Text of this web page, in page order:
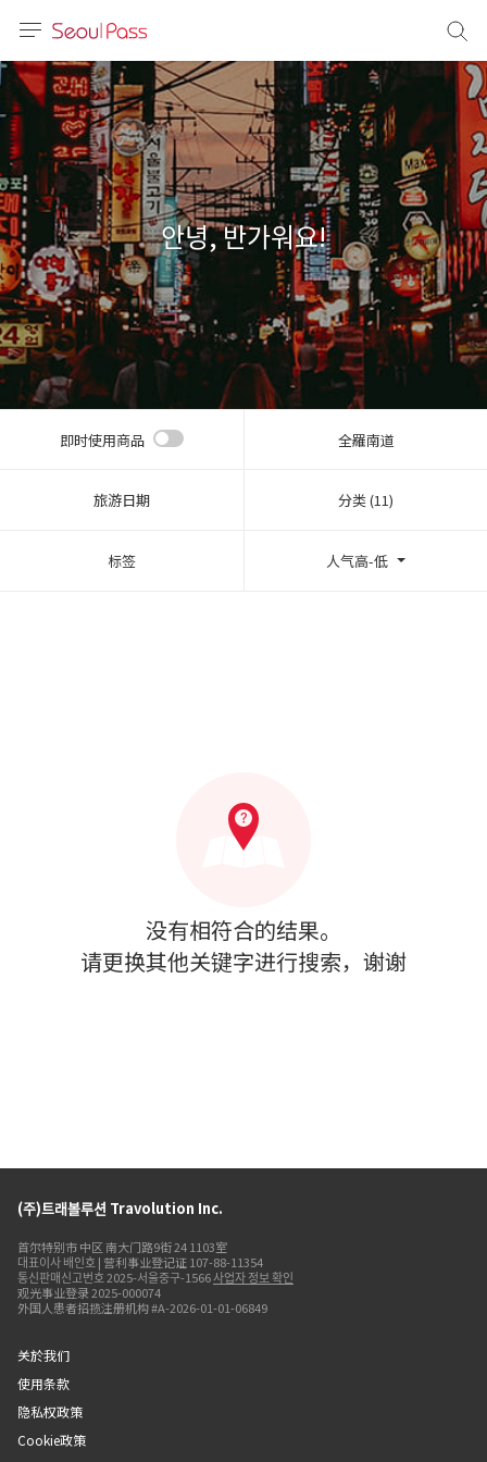
体)
文 (台灣)
안녕, 반가워요!
即时使用商品 全羅南道
旅游日期 分类 (11)
标签 人气高-低
没有相符合的结果。
请更换其他关键字进行搜索，谢谢
(주)트래볼루션 Travolution Inc.
首尔特别市 中区 南大门路9街 24 1103室
대표이사 배인호 | 营利事业登记证 107-88-11354
통신판매신고번호 2025-서울중구-1566사업자 정보 확인
观光事业登录 2025-000074
外国人患者招揽注册机构 #A-2026-01-01-06849
关於我们
使用条款
隐私权政策
Cookie政策